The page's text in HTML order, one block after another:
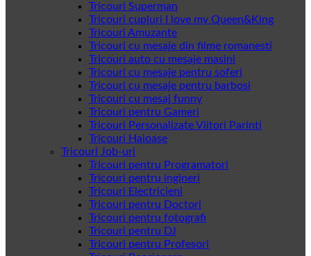
Tricouri Superman
Tricouri cupluri I love my Queen&King
Tricouri Amuzante
Tricouri cu mesaje din filme romanesti
Tricouri auto cu mesaje masini
Tricouri cu mesaje pentru soferi
Tricouri cu mesaje pentru barbosi
Tricouri cu mesaj funny
Tricouri pentru Gameri
Tricouri Personalizate Viitori Parinti
Tricouri Haioase
Tricouri Job-uri
Tricouri pentru Programatori
Tricouri pentru ingineri
Tricouri Electricieni
Tricouri pentru Doctori
Tricouri pentru fotografi
Tricouri pentru DJ
Tricouri pentru Profesori